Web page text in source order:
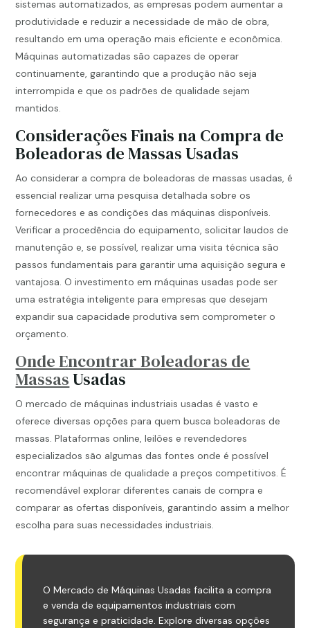
sistemas automatizados, as empresas podem aumentar a
produtividade e reduzir a necessidade de mão de obra,
resultando em uma operação mais eficiente e econômica.
Máquinas automatizadas são capazes de operar
continuamente, garantindo que a produção não seja
interrompida e que os padrões de qualidade sejam
mantidos.
Considerações Finais na Compra de
Boleadoras de Massas Usadas
Ao considerar a compra de boleadoras de massas usadas, é
essencial realizar uma pesquisa detalhada sobre os
fornecedores e as condições das máquinas disponíveis.
Verificar a procedência do equipamento, solicitar laudos de
manutenção e, se possível, realizar uma visita técnica são
passos fundamentais para garantir uma aquisição segura e
vantajosa. O investimento em máquinas usadas pode ser
uma estratégia inteligente para empresas que desejam
expandir sua capacidade produtiva sem comprometer o
orçamento.
Onde Encontrar Boleadoras de
MassasUsadas
O mercado de máquinas industriais usadas é vasto e
oferece diversas opções para quem busca boleadoras de
massas. Plataformas online, leilões e revendedores
especializados são algumas das fontes onde é possível
encontrar máquinas de qualidade a preços competitivos. É
recomendável explorar diferentes canais de compra e
comparar as ofertas disponíveis, garantindo assim a melhor
escolha para suas necessidades industriais.
O Mercado de Máquinas Usadas facilita a compra
e venda de equipamentos industriais com
segurança e praticidade. Explore diversas opções